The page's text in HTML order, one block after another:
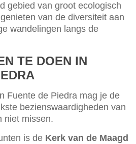
gebied van groot ecologisch
van de diversiteit aan
wandelingen langs de
TE DOEN IN
Fuente de Piedra mag je de
bezienswaardigheden van
niet missen.
is de Kerk van de Maagd